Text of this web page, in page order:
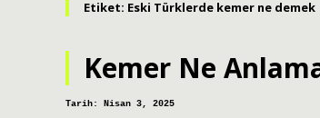
Etiket: Eski Türklerde kemer ne demek
Kemer Ne
Tarih: Nisan 3, 2025